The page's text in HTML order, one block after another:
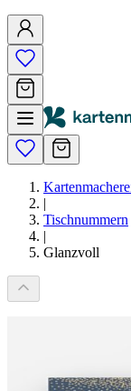
|
Tischnummern
|
Glanzvoll